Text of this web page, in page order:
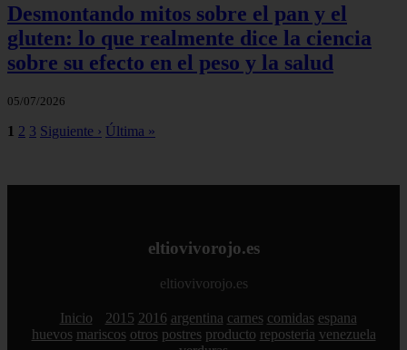
Desmontando mitos sobre el pan y el
gluten: lo que realmente dice la ciencia
sobre su efecto en el peso y la salud
05/07/2026
1 2 3 Siguiente › Última »
eltiovivorojo.es
eltiovivorojo.es
Inicio 2015 2016 argentina carnes comidas espana
huevos mariscos otros postres producto reposteria venezuela